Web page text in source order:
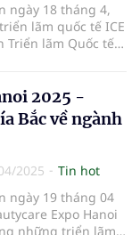
ngày 18 tháng 4,
lãm quốc tế ICE
Triển lãm Quốc tế
– Công nghệ
lai".
2025 -
Bắc về ngành
2025
Tin hot
ngày 19 tháng 04
Expo Hanoi
những triển lãm